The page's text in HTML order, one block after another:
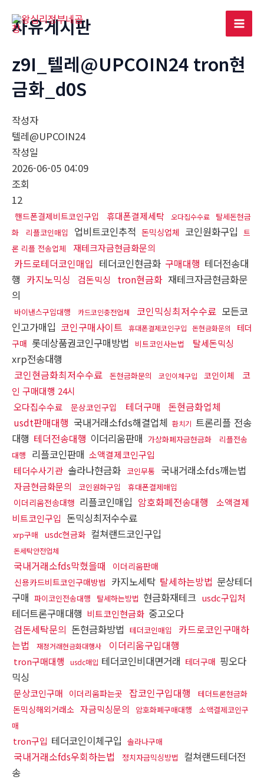
Main
자유게시판
z9I_텔레@UPCOIN24 tron현
금화_d0S
작성자
텔레@UPCOIN24
작성일
2026-06-05 04:09
조회
12
핸드폰결제비트코인구입 휴대폰결제세탁 오다집수수료
탈세돈현금
화
리플코인매입 업비트코인추적 돈믹싱업체 코인원화구입
트
론 리플 전송업체
재테크자금현금화문의
카드로테더코인매입 테더코인현금화 구매대행 테더전송대
행 카지노믹싱 검돈믹싱 tron현금화 재테크자금현금화문
의
바이낸스구입대행 카드코인충전업체 코인믹싱최저수수료 모든코
인고가매입 코인구매사이트 휴대폰결제코인구입 돈현금화문의
테더
구매 롯데상품권코인구매방법 비트코인사는법 탈세돈믹싱
xrp전송대행
코인현금화최저수수료
돈현금화문의 코인이체구입 코인이체
코
인 구매대행 24시
오다집수수료
문상코인구입 테더구매
돈현금화업체
usdt판매대행 국내거래소fds해결업체 환치기 트론리플 전송
대행 테더전송대행 이더리움판매 가상화폐자금현금화
리플전송
대행
리플코인판매 소액결제코인구입
테더수사기관 솔라나현금화 코인무통 국내거래소fds깨는법
자금현금화문의 코인원화구입 휴대폰결제매입
이더리움전송대행 리플코인매입 암호화폐전송대행
소액결제
비트코인구입 돈믹싱최저수수료
xrp구매 usdc현금화 컬쳐랜드코인구입
돈세탁안전업체
국내거래소fds막혔을때
이더리움판매
신용카드비트코인구매방법 카지노세탁 탈세하는방법 문상테더
구매 파이코인전송대행 탈세하는방법 현금화재테크 usdc구입처
테더트론구매대행 비트코인현금화 중고오다
검돈세탁문의 돈현금화방법 테더코인매입
카드로코인구매하
는법
재정거래현금화대행사 이더리움구입대행
tron구매대행 usdc매입 테더코인비대면거래 테더구매 핑오다
믹싱
문상코인구매 이더리움파는곳 잡코인구입대행 테더트론현금화
돈믹싱해외거래소 자금믹싱문의 암호화폐구매대행
소액결제코인구
매
tron구입 테더코인이체구입 솔라나구매
국내거래소fds우회하는법 정치자금믹싱방법
컬쳐랜드테더전
송